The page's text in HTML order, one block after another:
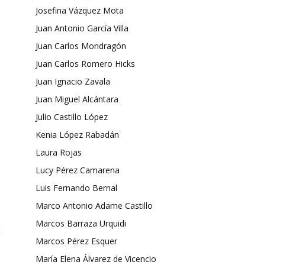
Josefina Vázquez Mota
Juan Antonio García Villa
Juan Carlos Mondragón
Juan Carlos Romero Hicks
Juan Ignacio Zavala
Juan Miguel Alcántara
Julio Castillo López
Kenia López Rabadán
Laura Rojas
Lucy Pérez Camarena
Luis Fernando Bernal
Marco Antonio Adame Castillo
Marcos Barraza Urquidi
Marcos Pérez Esquer
María Elena Álvarez de Vicencio